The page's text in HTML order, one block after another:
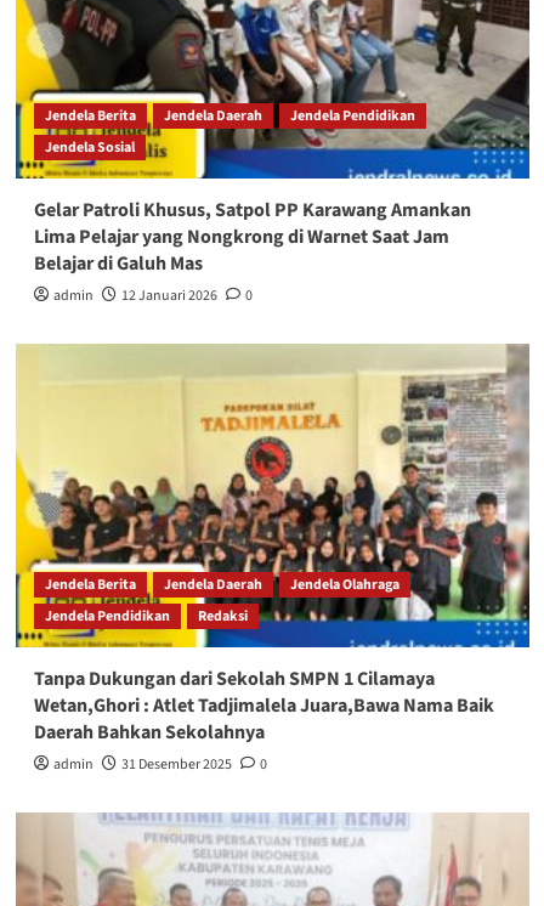
Jendela Berita Jendela Daerah
Jendela Pendidikan
Jendela Sosial
Gelar Patroli Khusus, Satpol PP Karawang Amankan
Lima Pelajar yang Nongkrong di Warnet Saat Jam
Belajar di Galuh Mas
admin 12 Januari 2026 0
Jendela Berita Jendela Daerah
Jendela Olahraga
Jendela Pendidikan
Redaksi
Tanpa Dukungan dari Sekolah SMPN 1 Cilamaya
Wetan,Ghori : Atlet Tadjimalela Juara,Bawa Nama Baik
Daerah Bahkan Sekolahnya
admin 31 Desember 2025 0